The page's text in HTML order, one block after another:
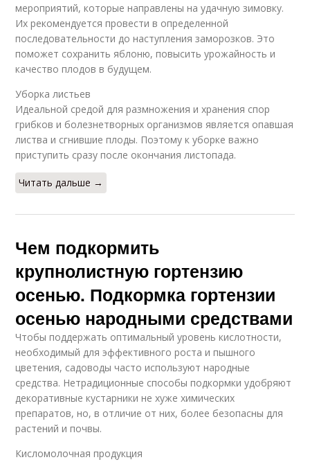
мероприятий, которые направлены на удачную зимовку.
Их рекомендуется провести в определенной
последовательности до наступления заморозков. Это
поможет сохранить яблоню, повысить урожайность и
качество плодов в будущем.
Уборка листьев
Идеальной средой для размножения и хранения спор
грибков и болезнетворных организмов является опавшая
листва и сгнившие плоды. Поэтому к уборке важно
приступить сразу после окончания листопада.
Читать дальше →
Чем подкормить
крупнолистную гортензию
осенью. Подкормка гортензии
осенью народными средствами
Чтобы поддержать оптимальный уровень кислотности,
необходимый для эффективного роста и пышного
цветения, садоводы часто используют народные
средства. Нетрадиционные способы подкормки удобряют
декоративные кустарники не хуже химических
препаратов, но, в отличие от них, более безопасны для
растений и почвы.
Кисломолочная продукция